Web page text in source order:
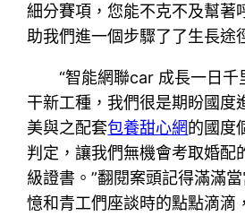
細分賽項，您能不克不及幫著
助我們進一個步驟了了生長途
“智能網聯car 成長一日千
干新工種，我們很是期盼國度
美與之配套包養甜心網的國度
判定，讓我們無機會考取婚配
級證書。”翻閱案頭記得滿滿
憶和青工們座談時的點點滴滴